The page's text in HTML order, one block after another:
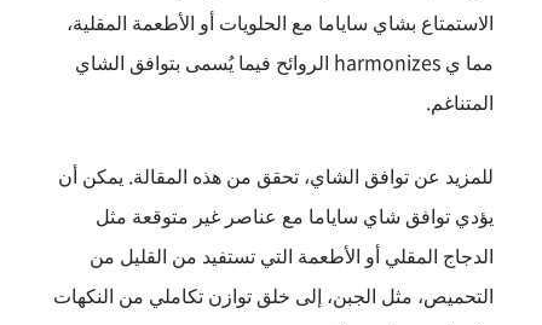
الاستمتاع بشاي ساياما مع الحلويات أو الأطعمة المقلية،
مما ي harmonizes الروائح فيما يُسمى بتوافق الشاي
المتناغم.
للمزيد عن توافق الشاي، تحقق من هذه المقالة. يمكن أن
يؤدي توافق شاي ساياما مع عناصر غير متوقعة مثل
الدجاج المقلي أو الأطعمة التي تستفيد من القليل من
التحميص، مثل الجبن، إلى خلق توازن تكاملي من النكهات